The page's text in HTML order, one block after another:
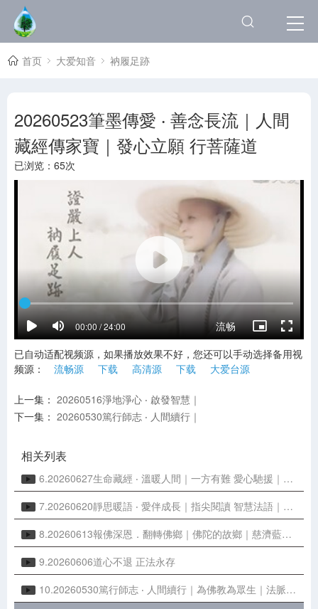
首页 大爱知音 衲履足跡
20260523筆墨傳愛 ‧ 善念長流｜人間
藏經傳家寶｜發心立願 行菩薩道
已浏览： 65次
00:00 / 24:00
流畅
已自动适配视频源，如果播放效果不好，您还可以手动选择备用视
频源：
流畅源 下载 高清源 下载 大爱台源
上一集： 20260516淨地淨心 ‧ 啟發智慧｜
下一集： 20260530篤行師志 ‧ 人間續行｜
相关列表
1.20260801精進無悔 ‧ 慧命留芳｜生命故事｜用愛造福 成就淨土
6.20260627生命藏經 ‧ 溫暖人間｜一方有難 愛心馳援｜見證歷史 大愛足
7.20260620靜思暖語 ‧ 愛伴成長｜指尖閱讀 智慧法語｜靜思語有聲書
8.20260613報佛深恩．翻轉佛鄉｜佛陀的故鄉｜慈濟藍毘尼園區
9.20260606道心不退 正法永存
10.20260530篤行師志 ‧ 人間續行｜為佛教為眾生｜法脈相傳 慧命導師